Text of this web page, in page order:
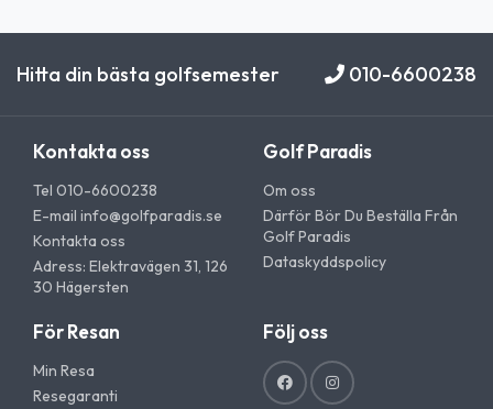
Hitta din bästa golfsemester 010-6600238
Kontakta oss
Tel 010-6600238
E-mail info@golfparadis.se
Kontakta oss
Adress: Elektravägen 31, 126
30 Hägersten
Golf Paradis
Om oss
Därför Bör Du Beställa Från
Golf Paradis
Dataskyddspolicy
För Resan
Min Resa
Resegaranti
Följ oss